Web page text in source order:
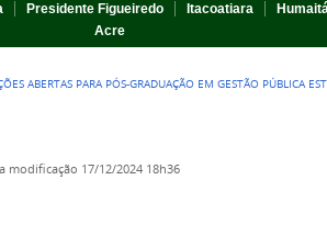
Presidente Figueiredo Itacoatiara
Acre
ABERTAS PARA PÓS-GRADUAÇÃO EM GESTÃO PÚBLICA
modificação 17/12/2024 18h36